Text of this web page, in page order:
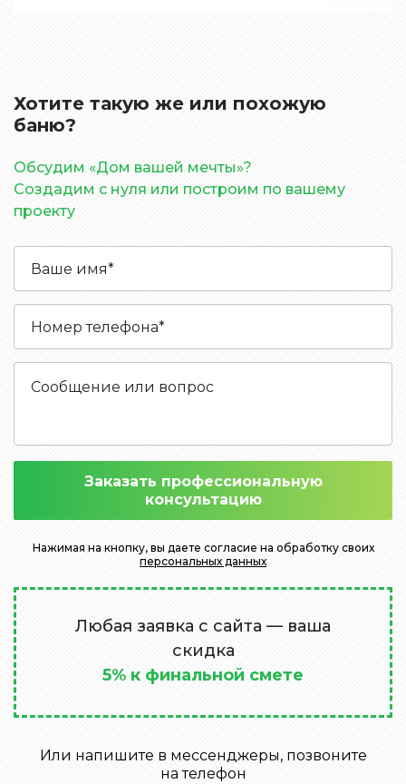
Хотите такую же или похожую
баню?
Обсудим «Дом вашей мечты»?
Создадим с нуля или построим по вашему
проекту
Заказать профессиональную
консультацию
Нажимая на кнопку, вы даете согласие на обработку своих
персональных данных
Любая заявка с сайта — ваша
скидка
5% к финальной смете
Или напишите в мессенджеры, позвоните
на телефон